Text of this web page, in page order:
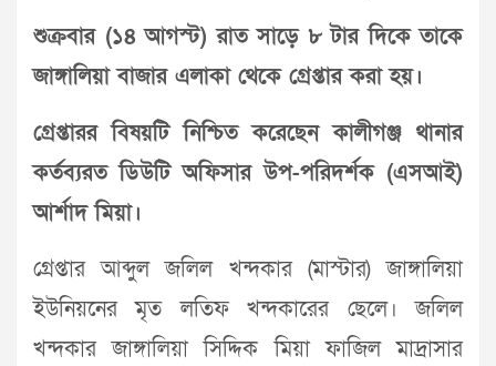
শুক্রবার (১৪ আগস্ট) রাত সাড়ে ৮ টার দিকে তাকে
জাঙ্গালিয়া বাজার এলাকা থেকে গ্রেপ্তার করা হয়।
গ্রেপ্তারর বিষয়টি নিশ্চিত করেছেন কালীগঞ্জ থানার
কর্তব্যরত ডিউটি অফিসার উপ-পরিদর্শক (এসআই)
আর্শাদ মিয়া।
গ্রেপ্তার আব্দুল জলিল খন্দকার (মাস্টার) জাঙ্গালিয়া
ইউনিয়নের মৃত লতিফ খন্দকারের ছেলে। জলিল
খন্দকার জাঙ্গালিয়া সিদ্দিক মিয়া ফাজিল মাদ্রাসার